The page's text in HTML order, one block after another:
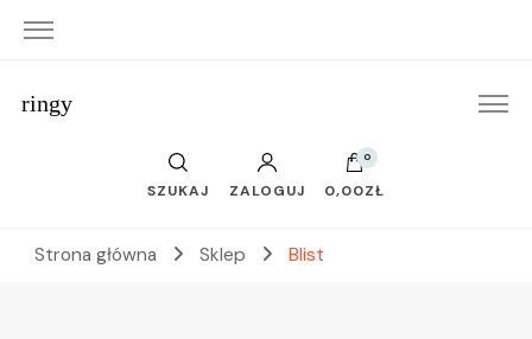
ringy
SZUKAJ ZALOGUJ
0
0,00ZŁ
Strona główna Sklep Blist